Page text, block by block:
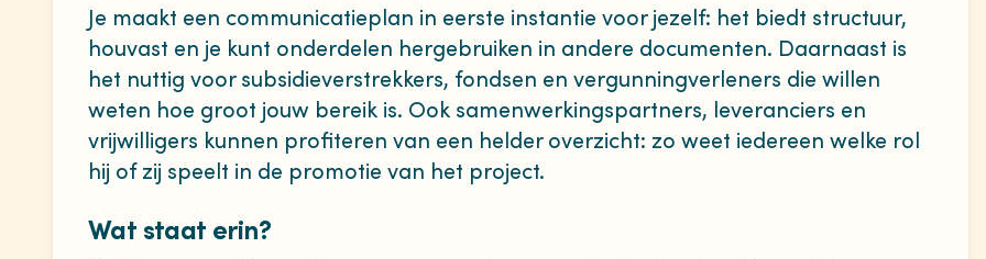
Je maakt een communicatieplan in eerste instantie voor jezelf: het biedt structuur,
houvast en je kunt onderdelen hergebruiken in andere documenten. Daarnaast is
het nuttig voor subsidieverstrekkers, fondsen en vergunningverleners die willen
weten hoe groot jouw bereik is. Ook samenwerkingspartners, leveranciers en
vrijwilligers kunnen profiteren van een helder overzicht: zo weet iedereen welke rol
hij of zij speelt in de promotie van het project.
Wat staat erin?